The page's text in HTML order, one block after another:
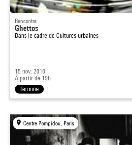
Rencontre
Ghettos
Dans le cadre de Cultures urbaines
15 nov. 2010
À partir de 19h
Terminé
Centre Pompidou, Paris